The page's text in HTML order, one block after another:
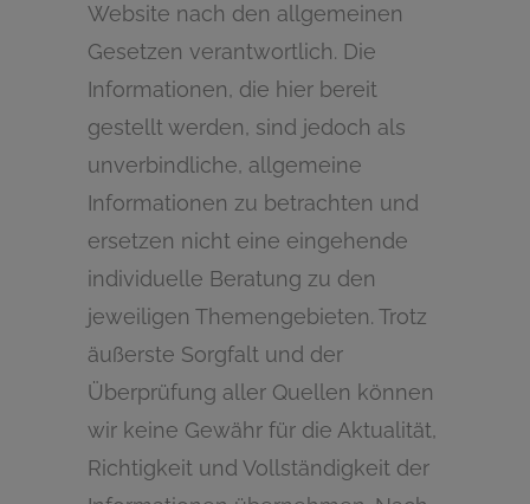
Website nach den allgemeinen
Gesetzen verantwortlich. Die
Informationen, die hier bereit
gestellt werden, sind jedoch als
unverbindliche, allgemeine
Informationen zu betrachten und
ersetzen nicht eine eingehende
individuelle Beratung zu den
jeweiligen Themengebieten. Trotz
äußerste Sorgfalt und der
Überprüfung aller Quellen können
wir keine Gewähr für die Aktualität,
Richtigkeit und Vollständigkeit der